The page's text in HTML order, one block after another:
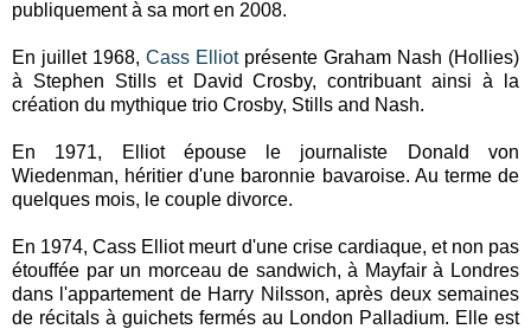
publiquement à sa mort en 2008.
En juillet 1968, Cass Elliotprésente Graham Nash (Hollies)
à Stephen Stills et David Crosby, contribuant ainsi à la
création du mythique trio Crosby, Stills and Nash.
En 1971, Elliot épouse le journaliste Donald von
Wiedenman, héritier d'une baronnie bavaroise. Au terme de
quelques mois, le couple divorce.
En 1974, Cass Elliot meurt d'une crise cardiaque, et non pas
étouffée par un morceau de sandwich, à Mayfair à Londres
dans l'appartement de Harry Nilsson, après deux semaines
de récitals à guichets fermés au London Palladium. Elle est